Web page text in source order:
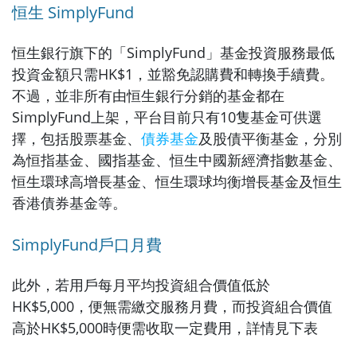
恒生 SimplyFund
恒生銀行旗下的「SimplyFund」基金投資服務最低
投資金額只需HK$1，並豁免認購費和轉換手續費。
不過，並非所有由恒生銀行分銷的基金都在
SimplyFund上架，平台目前只有10隻基金可供選
擇，包括股票基金、 債券基金及股債平衡基金，分別
為恒指基金、國指基金、恒生中國新經濟指數基金、
恒生環球高增長基金、恒生環球均衡增長基金及恒生
香港債券基金等。
SimplyFund戶口月費
此外，若用戶每月平均投資組合價值低於
HK$5,000，便無需繳交服務月費，而投資組合價值
高於HK$5,000時便需收取一定費用，詳情見下表